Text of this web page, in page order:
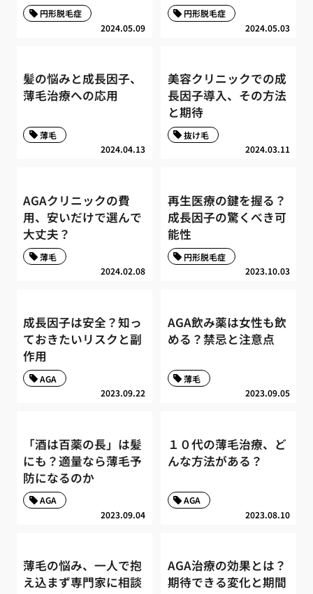
2024.05.09
円形脱毛症
2024.05.03
円形脱毛症
髪の悩みと成長因子、
薄毛治療への応用
2024.04.13
薄毛
美容クリニックでの成
長因子導入、その方法
と期待
2024.03.11
抜け毛
AGAクリニックの費
用、安いだけで選んで
大丈夫？
2024.02.08
薄毛
再生医療の鍵を握る？
成長因子の驚くべき可
能性
2023.10.03
円形脱毛症
成長因子は安全？知っ
ておきたいリスクと副
作用
2023.09.22
AGA
AGA飲み薬は女性も飲
める？禁忌と注意点
2023.09.05
薄毛
「酒は百薬の長」は髪
にも？適量なら薄毛予
防になるのか
2023.09.04
AGA
１０代の薄毛治療、ど
んな方法がある？
2023.08.10
AGA
薄毛の悩み、一人で抱
え込まず専門家に相談
AGA治療の効果とは？
期待できる変化と期間